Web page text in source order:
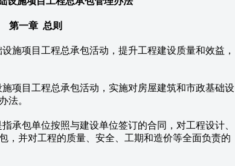
第一章 总则
项目工程总承包活动，提升工程建设质量和效益，
目工程总承包活动，实施对房屋建筑和市政基础设
法。
包单位按照与建设单位签订的合同，对工程设计、
，并对工程的质量、安全、工期和造价等全面负责的